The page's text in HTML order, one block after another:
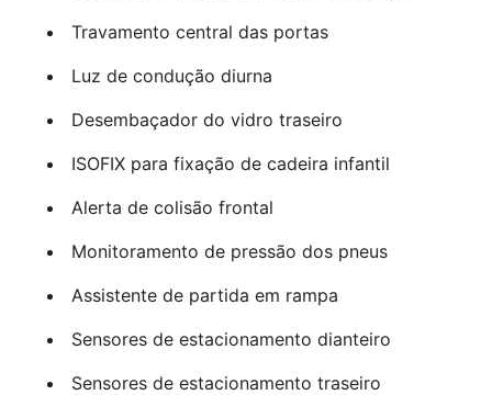
Travamento central das portas
Luz de condução diurna
Desembaçador do vidro traseiro
ISOFIX para fixação de cadeira infantil
Alerta de colisão frontal
Monitoramento de pressão dos pneus
Assistente de partida em rampa
Sensores de estacionamento dianteiro
Sensores de estacionamento traseiro